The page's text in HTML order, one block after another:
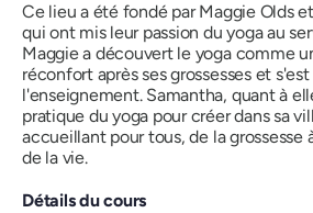
Ce lieu a été fondé parMaggie Oldset
qui ont mis leur passion du yoga au
Maggie a découvert le yoga comme
réconfort après ses grossesses et
l'enseignement. Samantha, quant à
pratique du yoga pour créer dans sa
accueillant pour tous, de la grossesse
de la vie.
Détails du cours